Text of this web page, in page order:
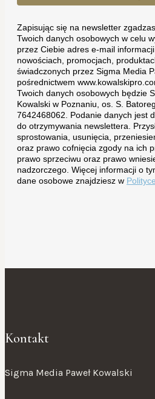
Zapisując się na newsletter
Twoich danych osobowych w celu
przez Ciebie adres e-mail
nowościach, promocjach,
świadczonych przez Sigma Media
pośrednictwem
Twoich danych osobowych będzie
Kowalski w Poznaniu, os. S.
7642468062. Podanie danych jest
do otrzymywania newslettera.
sprostowania, usunięcia,
oraz prawo cofnięcia zgody na ich
prawo sprzeciwu oraz prawo
nadzorczego. Więcej informacji o
dane osobowe znajdziesz w
Kontakt
Sigma Media Paweł Kowalski